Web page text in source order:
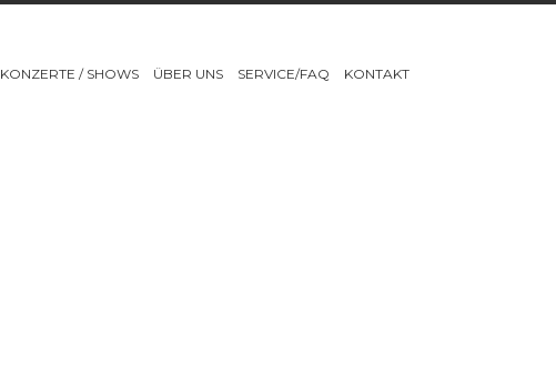
KONZERTE / SHOWS ÜBER UNS SERVICE/FAQ KONTAKT